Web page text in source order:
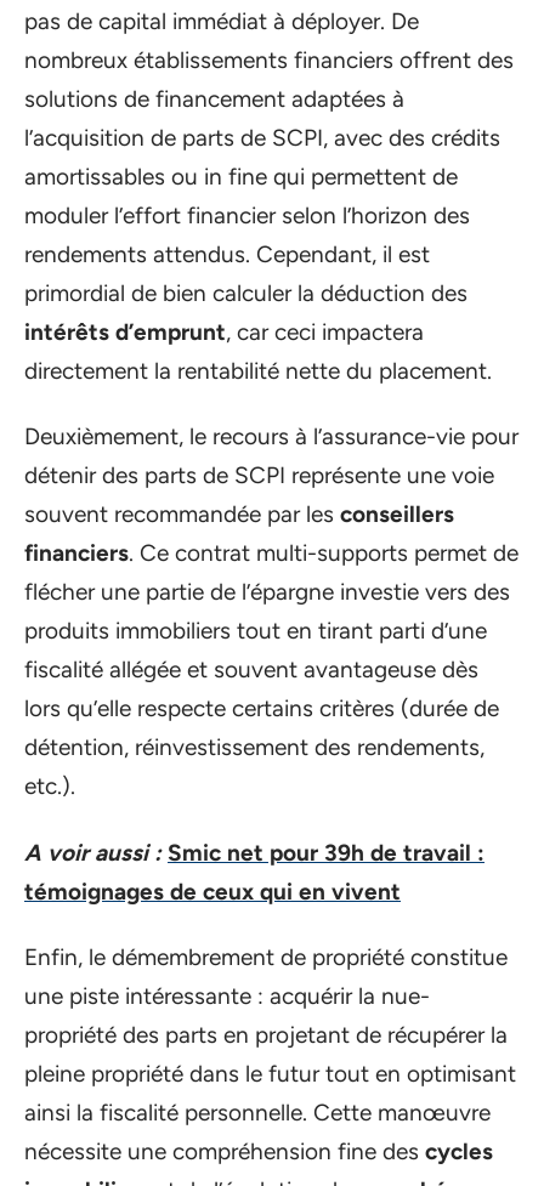
pas de capital immédiat à déployer. De
nombreux établissements financiers offrent des
solutions de financement adaptées à
l’acquisition de parts de SCPI, avec des crédits
amortissables ou in fine qui permettent de
moduler l’effort financier selon l’horizon des
rendements attendus. Cependant, il est
primordial de bien calculer la déduction des
intérêts d’emprunt, car ceci impactera
directement la rentabilité nette du placement.
Deuxièmement, le recours à l’assurance-vie pour
détenir des parts de SCPI représente une voie
souvent recommandée par les conseillers
financiers. Ce contrat multi-supports permet de
flécher une partie de l’épargne investie vers des
produits immobiliers tout en tirant parti d’une
fiscalité allégée et souvent avantageuse dès
lors qu’elle respecte certains critères (durée de
détention, réinvestissement des rendements,
etc.).
A voir aussi : Smic net pour 39h de travail :
témoignages de ceux qui en vivent
Enfin, le démembrement de propriété constitue
une piste intéressante : acquérir la nue-
propriété des parts en projetant de récupérer la
pleine propriété dans le futur tout en optimisant
ainsi la fiscalité personnelle. Cette manœuvre
nécessite une compréhension fine des cycles